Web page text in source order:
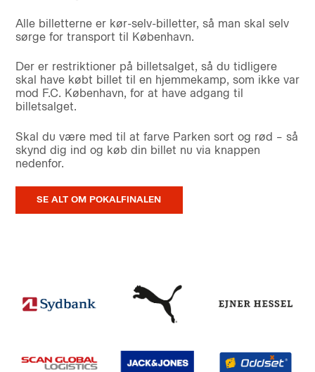
Alle billetterne er kør-selv-billetter, så man skal selv
sørge for transport til København.
Der er restriktioner på billetsalget, så du tidligere
skal have købt billet til en hjemmekamp, som ikke var
mod F.C. København, for at have adgang til
billetsalget.
Skal du være med til at farve Parken sort og rød – så
skynd dig ind og køb din billet nu via knappen
nedenfor.
SE ALT OM POKALFINALEN